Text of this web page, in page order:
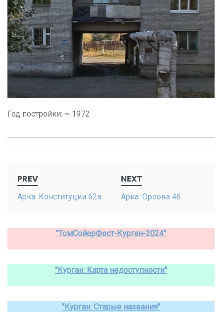
Год постройки: ~ 1972
navigation
PREV
Арка: Конституции 62а
NEXT
Арка: Орлова 46
"ТомСойерФест-Курган-2024"
"Курган: Карта недоступности"
"Курган: Старые названия"